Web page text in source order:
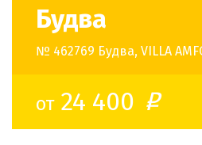
Будва
№ 462769 Будва, VILLA
от24 400 o